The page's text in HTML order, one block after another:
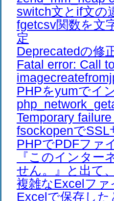
switch文とif文の
fgetcsv関数を文
定
Deprecatedの修
Fatal error: Call
PHPをyumでイ
Temporary
fsockopenでSSL
PHPでPDFファ
『このインタ
せん。』と出て
複雑なExcelフ
Excelで保存し